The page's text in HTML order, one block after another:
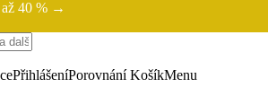
až 40 % →
PřihlášeníPorovnání KošíkMenu